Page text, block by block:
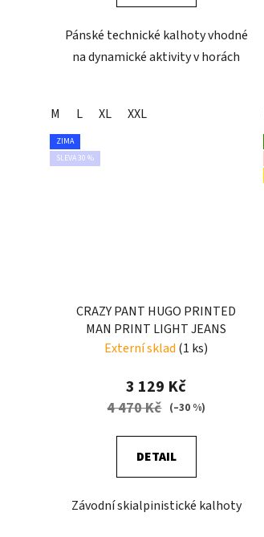
Pánské technické kalhoty vhodné
na dynamické aktivity v horách
M L XL XXL
ZIMA
SLEVA 30 %
CRAZY PANT HUGO PRINTED
MAN PRINT LIGHT JEANS
Externí sklad (1 ks)
3 129 Kč
4 470 Kč (–30 %)
DETAIL
Závodní skialpinistické kalhoty